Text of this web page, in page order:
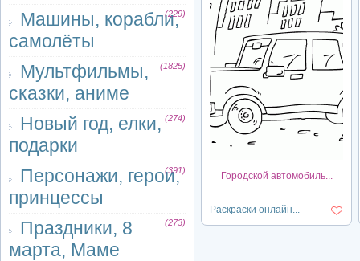
Машины, корабли,
самолёты
(229)
Мультфильмы,
сказки, аниме
(1825)
Новый год, елки,
подарки
(274)
Персонажи, герои,
принцессы
(391)
Праздники, 8
марта, Маме
(273)
Городской автомобиль...
Раскраски онлайн...